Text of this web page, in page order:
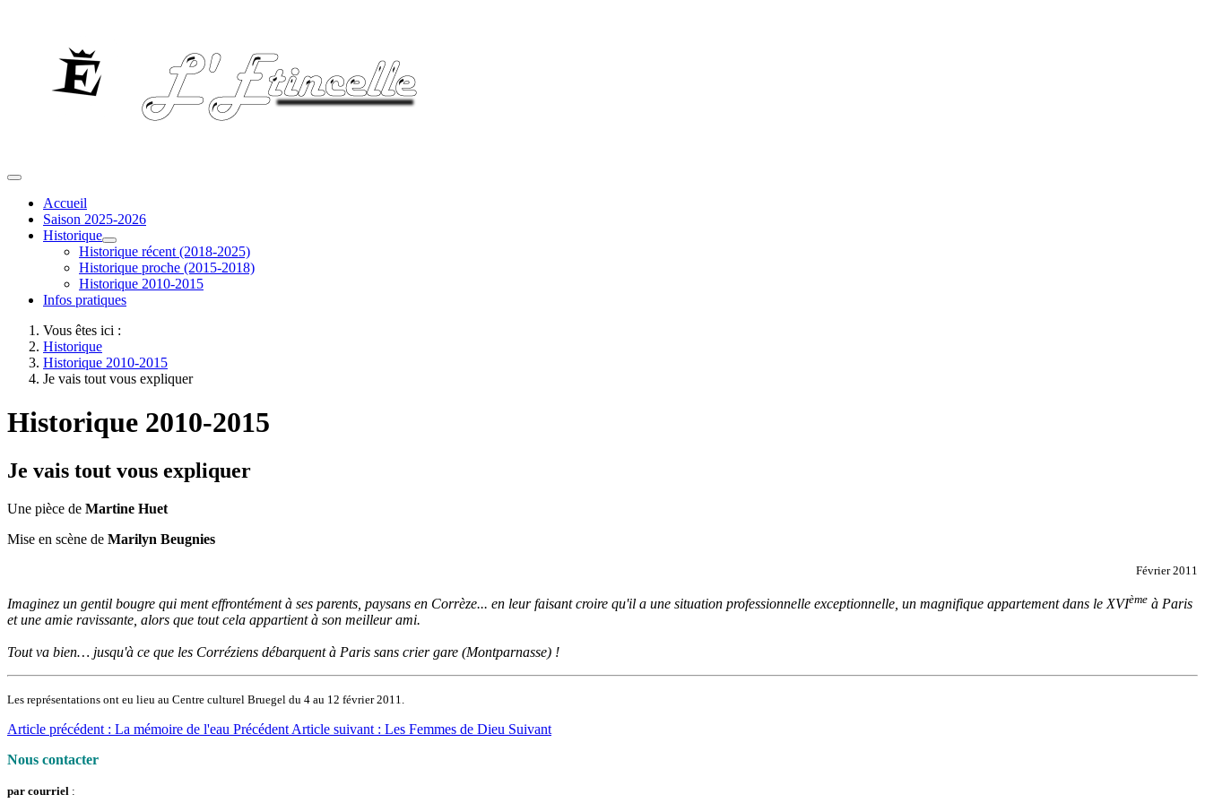
Accueil
Saison 2025-2026
Historique
Historique récent (2018-2025)
Historique proche (2015-2018)
Historique 2010-2015
Infos pratiques
Vous êtes ici :
Historique
Historique 2010-2015
Je vais tout vous expliquer
Historique 2010-2015
Je vais tout vous expliquer
Une pièce de Martine Huet
Mise en scène de Marilyn Beugnies
Février 2011
Imaginez un gentil bougre qui ment effrontément à ses parents, paysans en Corrèze... en leur faisant croire qu'il a une situation professionnelle exceptionnelle, un magnifique appartement dans le XVIème à Paris
et une amie ravissante, alors que tout cela appartient à son meilleur ami.
Tout va bien… jusqu'à ce que les Corréziens débarquent à Paris sans crier gare (Montparnasse) !
Les représentations ont eu lieu au Centre culturel Bruegel du 4 au 12 février 2011.
Article précédent : La mémoire de l'eau Précédent Article suivant : Les Femmes de Dieu Suivant
Nous contacter
par courriel :